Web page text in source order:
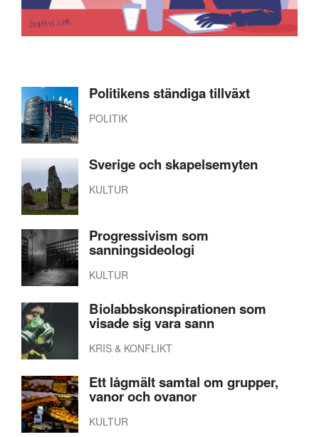
Politikens ständiga tillväxt
POLITIK
Sverige och skapelsemyten
KULTUR
Progressivism som
sanningsideologi
KULTUR
Biolabbskonspirationen som
visade sig vara sann
KRIS & KONFLIKT
Ett lågmält samtal om grupper,
vanor och ovanor
KULTUR